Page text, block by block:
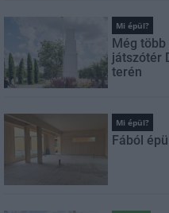
Mi épül?
Még
játszótér
terén
Mi épül?
Fából